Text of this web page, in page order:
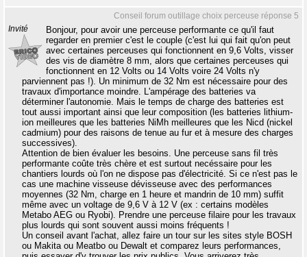
Conseil forum outillage choix perceuse réponse 5
Invité
Bonjour, pour avoir une perceuse performante ce qu'il faut
regarder en premier c'est le couple (c'est lui qui fait qu'on peut
avec certaines perceuses qui fonctionnent en 9,6 Volts, visser
des vis de diamètre 8 mm, alors que certaines perceuses qui
fonctionnent en 12 Volts ou 14 Volts voire 24 Volts n'y
parviennent pas !). Un minimum de 32 Nm est nécessaire pour des
travaux d'importance moindre. L'ampérage des batteries va
déterminer l'autonomie. Mais le temps de charge des batteries est
tout aussi important ainsi que leur composition (les batteries lithium-
ion meilleures que les batteries NiMh meilleures que les Nicd (nickel
cadmium) pour des raisons de tenue au fur et à mesure des charges
successives).
Attention de bien évaluer les besoins. Une perceuse sans fil très
performante coûte très chère et est surtout necéssaire pour les
chantiers lourds où l'on ne dispose pas d'électricité. Si ce n'est pas le
cas une machine visseuse dévisseuse avec des performances
moyennes (32 Nm, charge en 1 heure et mandrin de 10 mm) suffit
même avec un voltage de 9,6 V à 12 V (ex : certains modèles
Metabo AEG ou Ryobi). Prendre une perceuse filaire pour les travaux
plus lourds qui sont souvent aussi moins fréquents !
Un conseil avant l'achat, allez faire un tour sur les sites style BOSH
ou Makita ou Meatbo ou Dewalt et comparez leurs performances,